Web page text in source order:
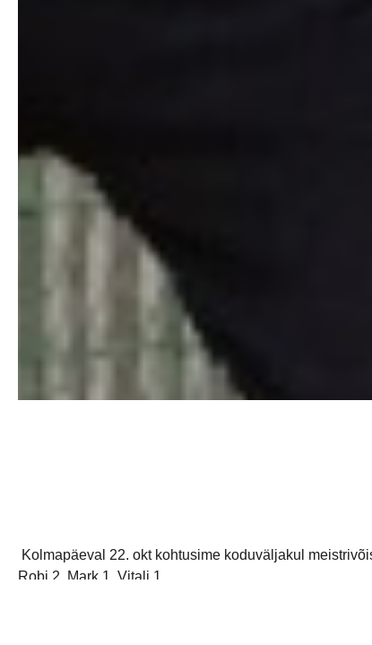
Kolmapäeval 22. okt kohtusime koduväljakul
Robi 2, Mark 1, Vitali 1.